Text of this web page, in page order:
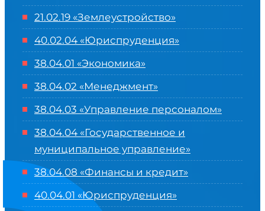
21.02.19 «Землеустройство»
40.02.04 «Юриспруденция»
38.04.01 «Экономика»
38.04.02 «Менеджмент»
38.04.03 «Управление персоналом»
38.04.04 «Государственное и
муниципальное управление»
38.04.08 «Финансы и кредит»
40.04.01 «Юриспруденция»